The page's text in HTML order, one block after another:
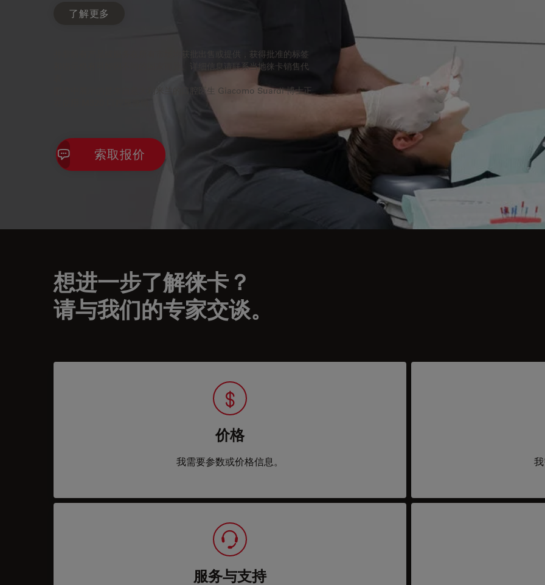
了解更多
并非所有产品或服务在所有市场均获批出售或提供，获得批准的标签
和指示也有可能因不同的国家而异。详细信息请联系当地徕卡销售代
图片中展示的是来自意大利米兰的口腔医生 Giacomo Suardi 博士正
索取报价
想进一步了解徕卡？
请与我们的专家交谈。
价格
我需要参数或价格信息。
服务与支持